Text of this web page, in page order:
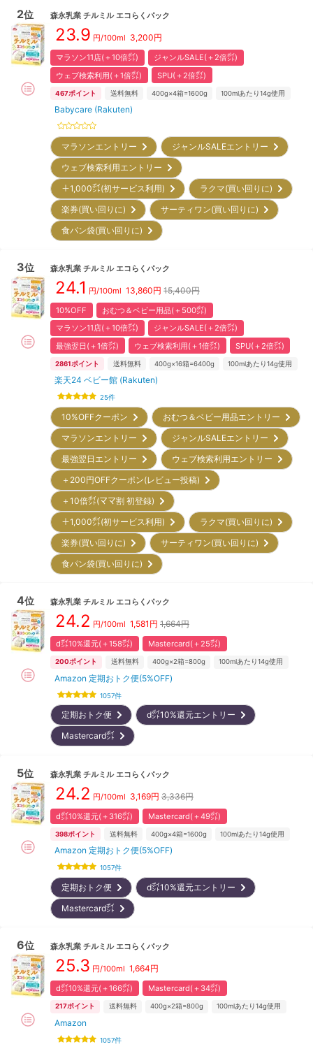
2位 森永乳業 チルミル エコらくパック
23.9 円/100ml 3,200円
マラソン11店(＋10倍㌽)
ジャンルSALE(＋2倍㌽)
ウェブ検索利用(＋1倍㌽)
SPU(＋2倍㌽)
467ポイント 送料無料 400g×4箱=1600g 100mlあたり14g使用
Babycare (Rakuten)
マラソンエントリー
ジャンルSALEエントリー
ウェブ検索利用エントリー
＋1,000㌽(初サービス利用)
ラクマ(買い回りに)
楽券(買い回りに)
サーティワン(買い回りに)
食パン袋(買い回りに)
3位 森永乳業 チルミル エコらくパック
24.1 円/100ml 13,860円 15,400円
10%OFF
おむつ＆ベビー用品(＋500㌽)
マラソン11店(＋10倍㌽)
ジャンルSALE(＋2倍㌽)
最強翌日(＋1倍㌽)
ウェブ検索利用(＋1倍㌽) SPU(＋2倍㌽)
2861ポイント 送料無料 400g×16箱=6400g 100mlあたり14g使用
楽天24 ベビー館 (Rakuten)
25件
10%OFFクーポン
おむつ＆ベビー用品エントリー
マラソンエントリー
ジャンルSALEエントリー
最強翌日エントリー
ウェブ検索利用エントリー
＋200円OFFクーポン(レビュー投稿)
＋10倍㌽(ママ割 初登録)
＋1,000㌽(初サービス利用)
ラクマ(買い回りに)
楽券(買い回りに)
サーティワン(買い回りに)
食パン袋(買い回りに)
4位 森永乳業 チルミル エコらくパック
24.2 円/100ml 1,581 円 1,664円
d㌽10%還元(＋158㌽) Mastercard(＋25㌽)
200ポイント 送料無料 400g×2箱=800g 100mlあたり14g使用
Amazon 定期おトク便(5%OFF)
1057件
定期おトク便
d㌽10%還元エントリー
Mastercard㌽
5位 森永乳業 チルミル エコらくパック
24.2 円/100ml 3,169円 3,336円
d㌽10%還元(＋316㌽) Mastercard(＋49㌽)
398ポイント 送料無料 400g×4箱=1600g 100mlあたり14g使用
Amazon 定期おトク便(5%OFF)
1057件
定期おトク便
d㌽10%還元エントリー
Mastercard㌽
6位 森永乳業 チルミル エコらくパック
25.3 円/100ml 1,664円
d㌽10%還元(＋166㌽) Mastercard(＋34㌽)
217ポイント 送料無料 400g×2箱=800g 100mlあたり14g使用
Amazon
1057件